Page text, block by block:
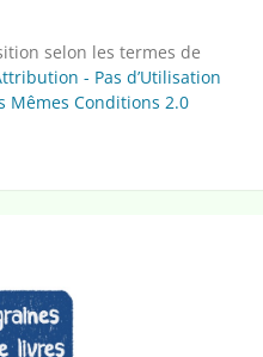
selon les termes de
- Pas d’Utilisation
Mêmes Conditions 2.0